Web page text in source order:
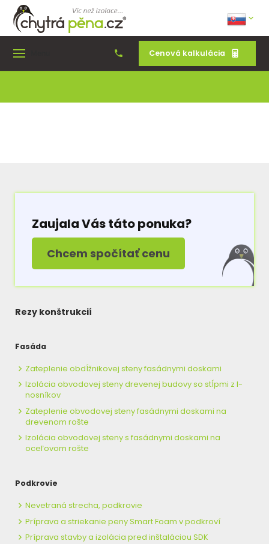
Cenová kalkulácia
Zaujala Vás táto ponuka?
Chcem spočítať cenu
Rezy konštrukcií
Fasáda
Zateplenie obdĺžnikovej steny fasádnymi doskami
Izolácia obvodovej steny drevenej budovy so stĺpmi z I-
nosníkov
Zateplenie obvodovej steny fasádnymi doskami na
drevenom rošte
Izolácia obvodovej steny s fasádnymi doskami na
oceľovom rošte
Podkrovie
Nevetraná strecha, podkrovie
Príprava a striekanie peny Smart Foam v podkroví
Príprava stavby a izolácia pred inštaláciou SDK